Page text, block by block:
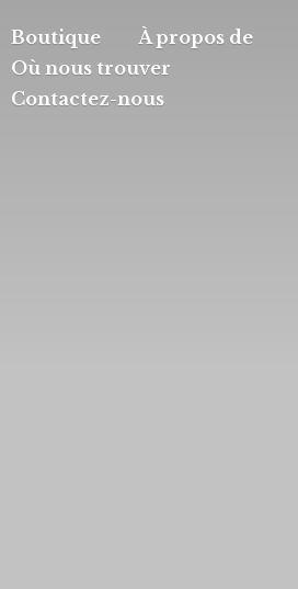
Boutique
À propos de
Où nous trouver
Contactez-nous